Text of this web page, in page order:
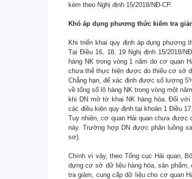
kèm theo Nghị định 15/2018/NĐ-CP.
Khó áp dụng phương thức kiểm tra
Khi triển khai quy định áp dụng phương
Tại Điều 16, 18, 19 Nghị định 15/2018/
hàng NK trong vòng 1 năm do cơ quan
chưa thể thực hiện được do thiếu cơ sở
Chẳng hạn, để xác định được số lượng
về tổng số lô hàng NK trong vòng một
khi DN mở tờ khai NK hàng hóa. Đối
các điều kiện quy định tại khoản 1 Điều 17.
Tuy nhiên, cơ quan Hải quan chưa được
này. Trường hợp DN được phân luồng
sơ).
Chính vì vậy, theo Tổng cục Hải quan,
dựng cơ sở dữ liệu hàng hóa, sản
tra giảm, cung cấp dữ liệu cho cơ quan